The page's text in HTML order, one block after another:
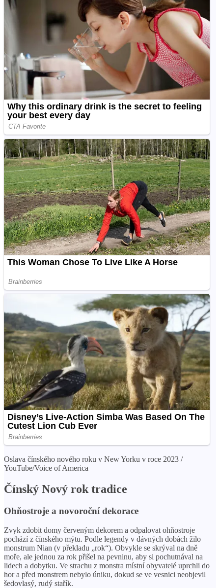
Oslava čínského nového roku v New Yorku v roce 2023 /
YouTube/Voice of America
Čínský Nový rok tradice
Ohňostroje a novoroční dekorace
Zvyk zdobit domy červeným dekorem a odpalovat ohňostroje
pochází z čínského mýtu. Podle legendy v dávných dobách žilo
monstrum Nian (v překladu „rok“). Obvykle se skrýval na dně
moře, ale jednou za rok přišel na pevninu, aby si pochutnával na
lidech a dobytku. Ve strachu z monstra místní obyvatelé uprchli do
hor a před monstrem nebylo úniku, dokud se ve vesnici neobjevil
šedovlasý, rudý stařík.